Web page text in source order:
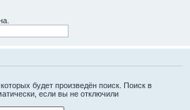
будет произведён поиск. Поиск в
если вы не отключили